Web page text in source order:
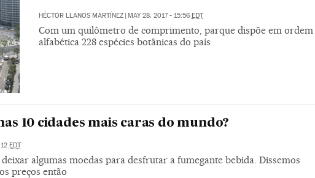
HÉCTOR LLANOS MARTÍNEZ | MAY 28, 2017 - 15:56 EDT
Com um quilômetro de comprimento, parque dispõe em ordem
alfabética 228 espécies botânicas do país
10 cidades mais caras do mundo?
EDT
algumas moedas para desfrutar a fumegante bebida. Dissemos
preços então